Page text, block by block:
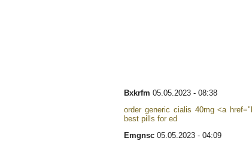
Bxkrfm 05.05.2023 - 08:38
order generic cialis 40mg <a
best pills for ed
Emgnsc 05.05.2023 - 04:09